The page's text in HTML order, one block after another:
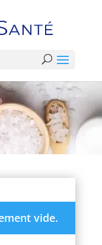
vide.